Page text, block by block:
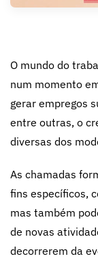
O mundo do
num momento
gerar empregos
entre outras, o
diversas dos
As chamadas
fins específicos,
mas também
de novas
decorrerem da